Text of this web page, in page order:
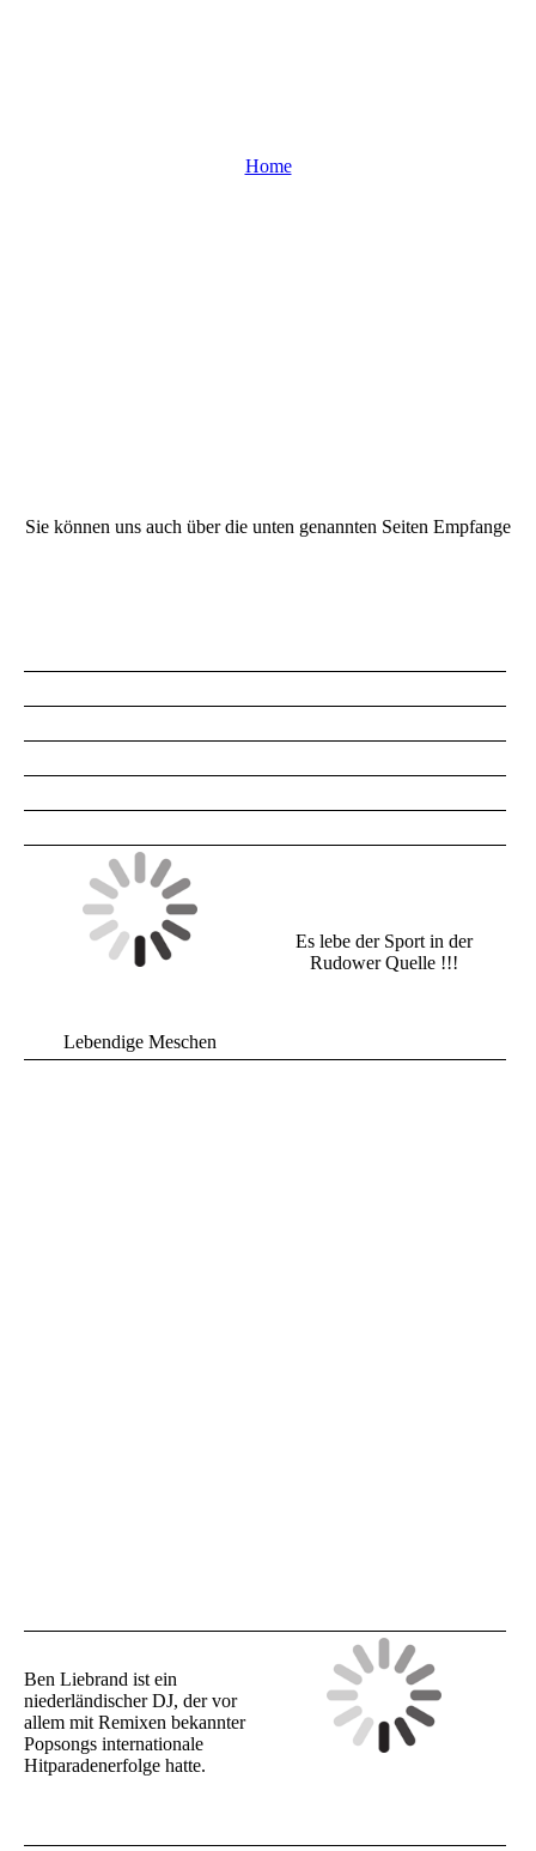
Home
Sie können uns auch über die unten genannten Seiten Empfange
Lebendige Meschen
Es lebe der Sport in der
Rudower Quelle !!!
Ben Liebrand ist ein
niederländischer DJ, der vor
allem mit Remixen bekannter
Popsongs internationale
Hitparadenerfolge hatte.